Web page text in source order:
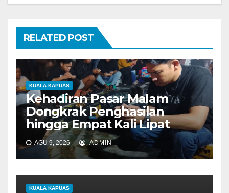
i
p
o
RELATED POST
KUALA KAPUAS
Kehadiran Pasar Malam
Dongkrak Penghasilan
hingga Empat Kali Lipat
AGU 9, 2026 ADMIN
KUALA KAPUAS